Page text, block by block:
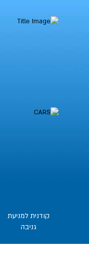
קודנית למניעת
גניבה